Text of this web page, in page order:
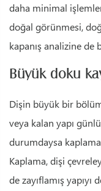
daha minimal
doğal görünmesi,
kapanış analizine de
Büyük doku
Dişin büyük bir
veya kalan yapı
durumdaysa
Kaplama, dişi
de zayıflamış